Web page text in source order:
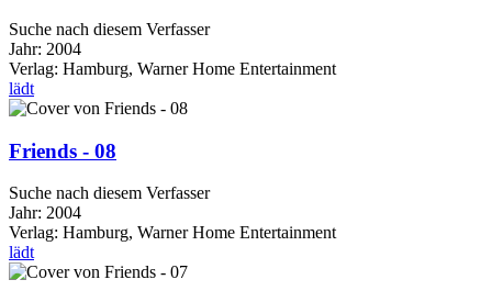
Suche nach diesem Verfasser
Jahr: 2004
Verlag: Hamburg, Warner Home Entertainment
lädt
Friends - 08
Suche nach diesem Verfasser
Jahr: 2004
Verlag: Hamburg, Warner Home Entertainment
lädt